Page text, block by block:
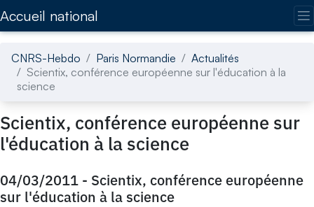
Accueil national
CNRS-Hebdo Paris Normandie
Actualités
Scientix, conférence européenne sur l'éducation à la
science
Scientix, conférence européenne sur
l'éducation à la science
04/03/2011 - Scientix, conférence européenne
sur l'éducation à la science